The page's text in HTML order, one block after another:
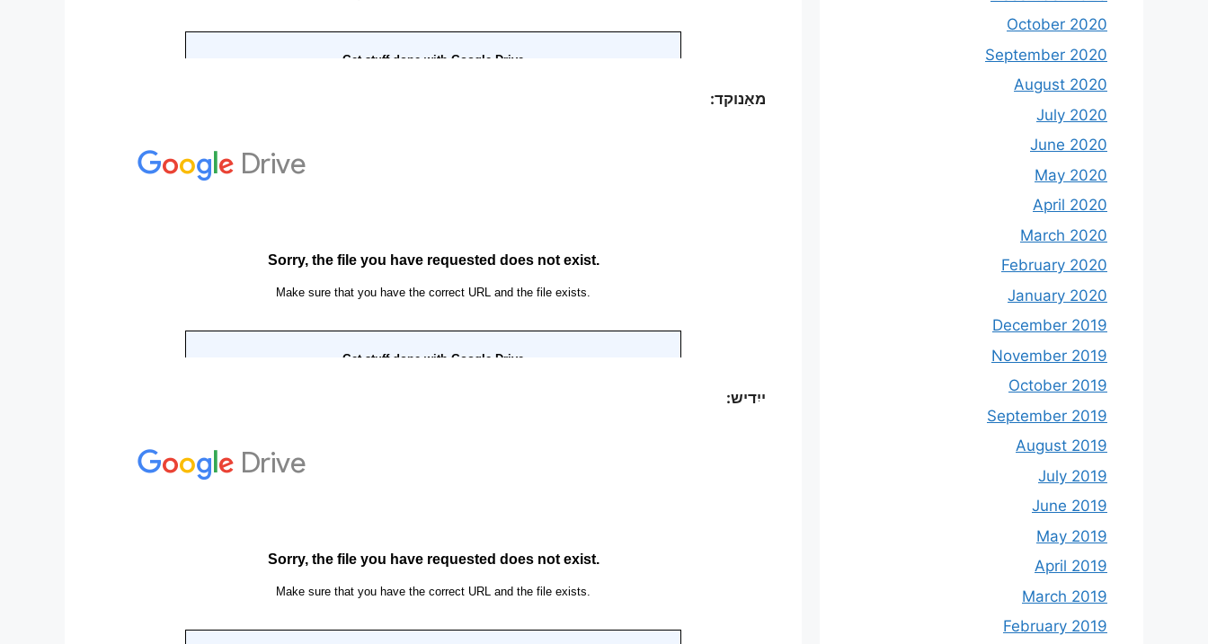
מאַנוקד:
ייִדיש:
October 2020
September 2020
August 2020
July 2020
June 2020
May 2020
April 2020
March 2020
February 2020
January 2020
December 2019
November 2019
October 2019
September 2019
August 2019
July 2019
June 2019
May 2019
April 2019
March 2019
February 2019